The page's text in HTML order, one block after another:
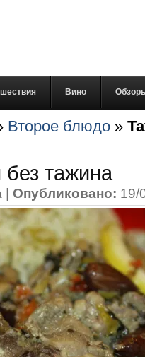
Вино
Второе блюдо »
тажина
| Опубликовано: 19/